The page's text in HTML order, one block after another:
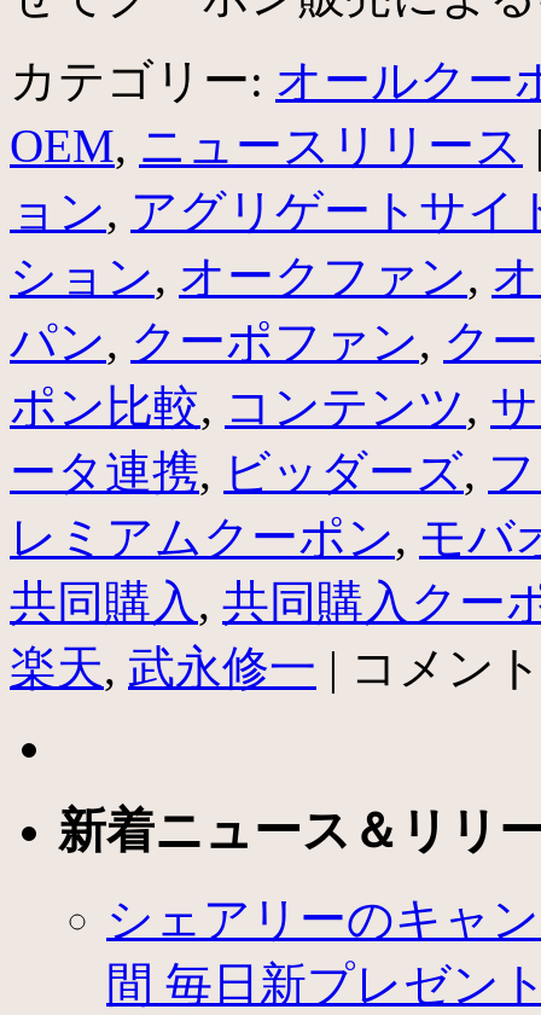
カテゴリー: オールクー
OEM, ニュースリリース
ョン, アグリゲートサイ
ション, オークファン,
パン, クーポファン, ク
ポン比較, コンテンツ,
ータ連携, ビッダーズ,
レミアムクーポン, モバ
共同購入 , 共同購入クー
楽天, 武永修一 |
ン
比
「ク
ー
フ
ァ
コメン
新着ニュース＆リリ
シェアリーのキャ
間 毎日新プレゼン